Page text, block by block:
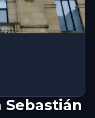
Sebastián